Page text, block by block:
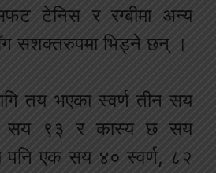
सफट टेनिस र रग्बीमा अन्य
सशक्तरुपमा भिड्ने छन् ।
तय भएका स्वर्ण तीन सय
सय ९३ र कास्य छ सय
पनि एक सय ४० स्वर्ण, ८२